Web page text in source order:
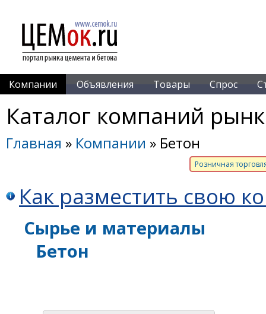
Компании Объявления Товары Спрос
Каталог компаний
Главная » Компании » Бетон
Розничная
Как разместить свою
Сырье и материалы
Бетон